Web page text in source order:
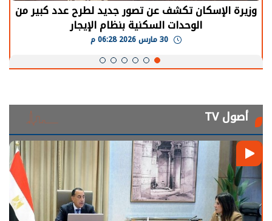
الرئيس السيسي: توقف الأنشطة في قطاع الطاقة
يحتاج إلى سنوات لعودة معدلات الإنتاج الطبيعية
أصول TV